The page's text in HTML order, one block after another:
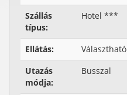
Szállás
típus:
Hotel ***
Ellátás:
Választható
Utazás
módja:
Busszal